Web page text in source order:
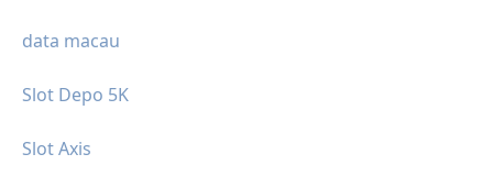
data macau
Slot Depo 5K
Slot Axis